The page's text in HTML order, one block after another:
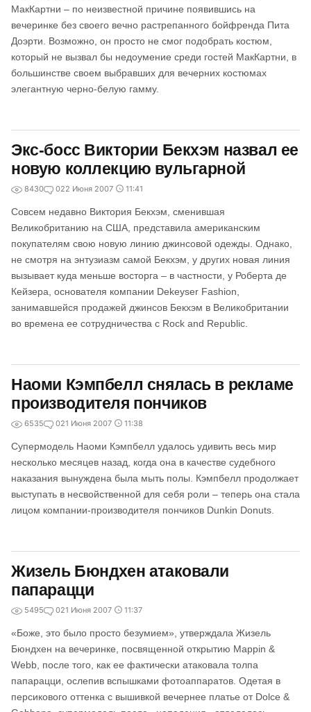
МакКартни – по неизвестной причине появившись на
вечеринке без своего вечно растрепанного бойфренда Пита
Доэрти. Возможно, он просто не смог подобрать костюм,
который не вызвал бы недоумение среди гостей МакКартни, в
большинстве своем выбравших для вечерних костюмах
элегантную черно-белую гамму.
Экс-босс Виктории Бекхэм назвал ее
новую коллекцию вульгарной
8430 022 Июня 2007 11:41
Совсем недавно Виктория Бекхэм, сменившая
Великобританию на США, представила американским
покупателям свою новую линию джинсовой одежды. Однако,
не смотря на энтузиазм самой Бекхэм, у других новая линия
вызывает куда меньше восторга – в частности, у Роберта де
Кейзера, основателя компании Dekeyser Fashion,
занимавшейся продажей джинсов Бекхэм в Великобритании
во времена ее сотрудничества с Rock and Republic.
Наоми Кэмпбелл снялась в рекламе
производителя пончиков
6535 021 Июня 2007 11:38
Супермодель Наоми Кэмпбелл удалось удивить весь мир
несколько месяцев назад, когда она в качестве судебного
наказания вынуждена была мыть полы. Кэмпбелл продолжает
выступать в несвойственной для себя роли – теперь она стала
лицом компании-производителя пончиков Dunkin Donuts.
Жизель Бюндхен атаковали
папарацци
5495 021 Июня 2007 11:37
«Боже, это было просто безумием», утверждала Жизель
Бюндхен на вечеринке, посвященной открытию Mappin &
Webb, после того, как ее фактически атаковала толпа
папарацци, ослепив вспышками фотоаппаратов. Одетая в
персикового оттенка с вышивкой вечернее платье от Dolce &